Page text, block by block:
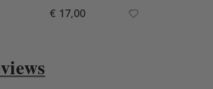
Special
Price
€ 17,00